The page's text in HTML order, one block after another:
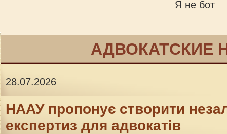
Я не бот
АДВОКАТСКИЕ
28.07.2026
НААУ пропонує створити
експертиз для адвокатів